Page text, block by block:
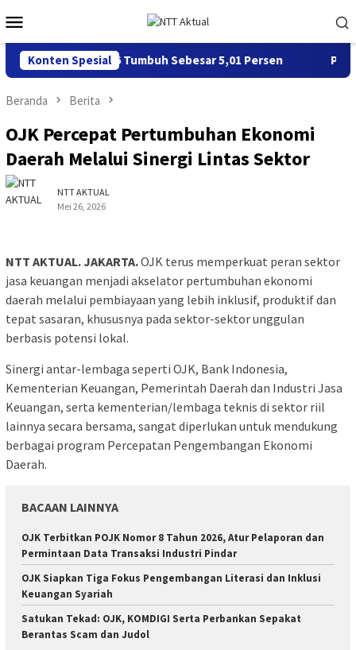
ke
kontenMobile
Konten Spesial
Triwulan II 2026 Tumbuh Sebesar 5,01 Persen Perwira
Beranda Berita
OJK Percepat Pertumbuhan Ekonomi
Daerah Melalui Sinergi Lintas Sektor
NTT AKTUAL
Mei 26, 2026
NTT AKTUAL. JAKARTA.OJK terus memperkuat peran sektor
jasa keuangan menjadi akselator pertumbuhan ekonomi
daerah melalui pembiayaan yang lebih inklusif, produktif dan
tepat sasaran, khususnya pada sektor-sektor unggulan
berbasis potensi lokal.
Sinergi antar-lembaga seperti OJK, Bank Indonesia,
Kementerian Keuangan, Pemerintah Daerah dan Industri Jasa
Keuangan, serta kementerian/lembaga teknis di sektor riil
lainnya secara bersama, sangat diperlukan untuk mendukung
berbagai program Percepatan Pengembangan Ekonomi
Daerah.
BACAAN LAINNYA
OJK Terbitkan POJK Nomor 8 Tahun 2026, Atur Pelaporan dan
Permintaan Data Transaksi Industri Pindar
OJK Siapkan Tiga Fokus Pengembangan Literasi dan Inklusi
Keuangan Syariah
Satukan Tekad: OJK, KOMDIGI Serta Perbankan Sepakat
Berantas Scam dan Judol